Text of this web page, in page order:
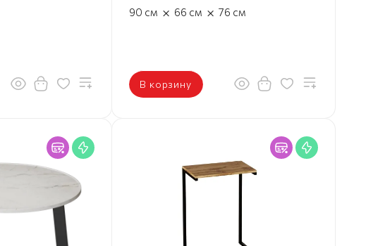
90 см × 66 см × 76 см
В корзину